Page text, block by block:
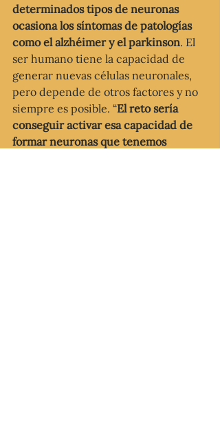
determinados tipos de neuronas
ocasiona los síntomas de patologías
como el alzhéimer y el parkinson. El
ser humano tiene la capacidad de
generar nuevas células neuronales,
pero depende de otros factores y no
siempre es posible. “El reto sería
conseguir activar esa capacidad de
formar neuronas que tenemos